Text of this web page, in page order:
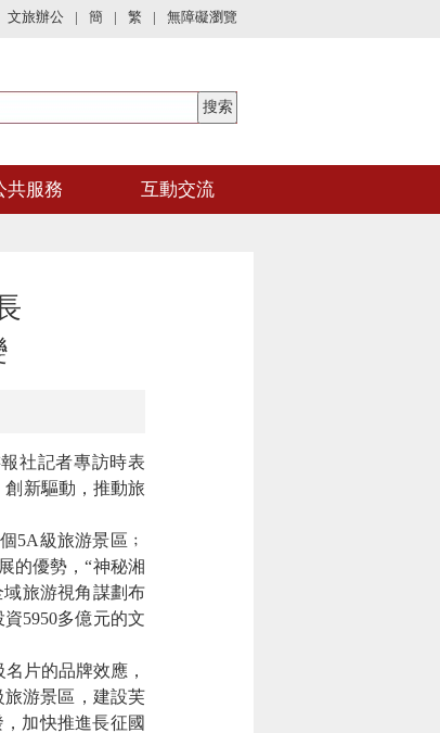
文旅辦公 | 簡 | 繁 | 無障礙瀏覽
共服務 互動交流
社記者專訪時表
創新驅動，推動旅
5A級旅游景區﹔
的優勢，“神秘湘
旅游視角謀劃布
5950多億元的文
片的品牌效應，
游景區，建設芙
加快推進長征國